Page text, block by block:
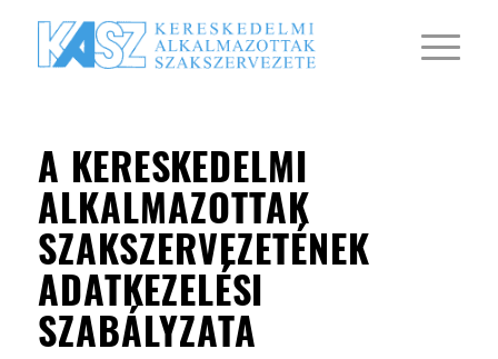
A KERESKEDELMI
ALKALMAZOTTAK
SZAKSZERVEZETÉNEK
ADATKEZELÉSI
SZABÁLYZATA